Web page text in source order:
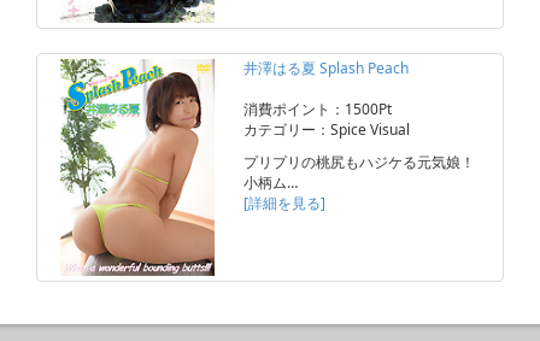
井澤はる夏 Splash Peach
消費ポイント：1500Pt
カテゴリー：Spice Visual
プリプリの桃尻もハジケる元気娘！
小柄ム…
[詳細を見る]